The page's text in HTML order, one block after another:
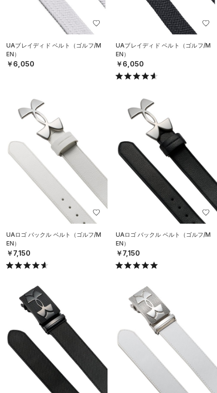
UAブレイディド ベルト（ゴルフ/M
EN）
￥6,050
UAブレイディド ベルト（ゴルフ/M
EN）
￥6,050
UAロゴ バックル ベルト（ゴルフ/M
EN）
￥7,150
UAロゴ バックル ベルト（ゴルフ/M
EN）
￥7,150